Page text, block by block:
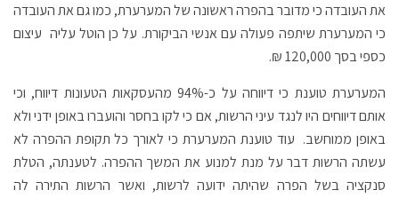
את העובדה כי מדובר בהפרה ראשונה של המערערת, כמו גם את העובדה
כי המערערת שיתפה פעולה עם אנשי הביקורת. על כן הוטל עליה עיצום
כספי בסך 120,000 ₪.
המערערת טוענת כי דיווחה על כ-94% מהעסקאות הטעונות דיווח, וכי
אותם דיווחים היו לנגד עיני הרשות, אם כי לקו בחסר והועברו באופן ידני ולא
באופן ממוחשב. עוד טוענת המערערת כי לאורך כל תקופת ההפרה לא
עשתה הרשות דבר על מנת למנוע את המשך ההפרה. לטענתה, הטלת
סנקציה בשל הפרה שהיתה ידועה לרשות, ואשר הרשות התירה לה